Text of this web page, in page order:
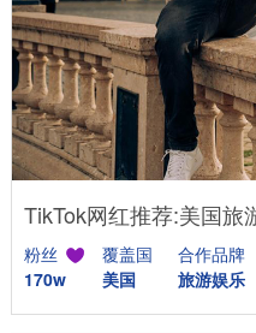
粉丝
170w
覆盖国
美国
合作品牌
旅游娱乐